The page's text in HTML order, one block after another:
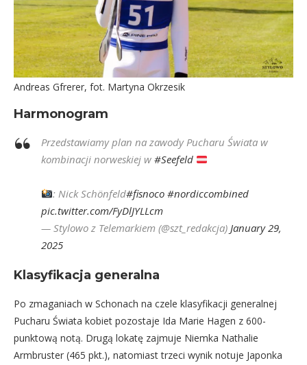
Andreas Gfrerer, fot. Martyna Okrzesik
Harmonogram
Przedstawiamy plan na zawody Pucharu Świata w
kombinacji norweskiej w #Seefeld
: Nick Schönfeld#fisnoco #nordiccombined
pic.twitter.com/FyDlJYLLcm
— Stylowo z Telemarkiem (@szt_redakcja) January 29,
2025
Klasyfikacja generalna
Po zmaganiach w Schonach na czele klasyfikacji generalnej
Pucharu Świata kobiet pozostaje Ida Marie Hagen z 600-
punktową notą. Drugą lokatę zajmuje Niemka Nathalie
Armbruster (465 pkt.), natomiast trzeci wynik notuje Japonka